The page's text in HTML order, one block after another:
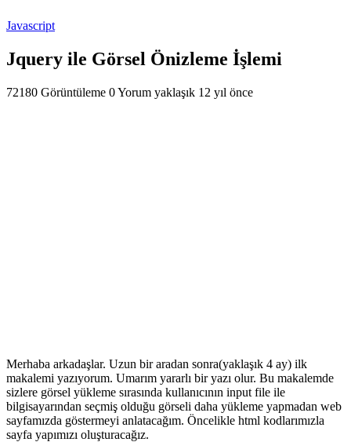
Javascript
Jquery ile Görsel Önizleme İşlemi
72180 Görüntüleme 0 Yorum yaklaşık 12 yıl önce
Merhaba arkadaşlar. Uzun bir aradan sonra(yaklaşık 4 ay) ilk
makalemi yazıyorum. Umarım yararlı bir yazı olur. Bu makalemde
sizlere görsel yükleme sırasında kullanıcının input file ile
bilgisayarından seçmiş olduğu görseli daha yükleme yapmadan web
sayfamızda göstermeyi anlatacağım. Öncelikle html kodlarımızla
sayfa yapımızı oluşturacağız.